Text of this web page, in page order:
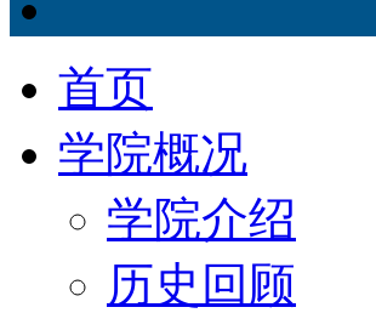
首页
学院概况
学院介绍
历史回顾